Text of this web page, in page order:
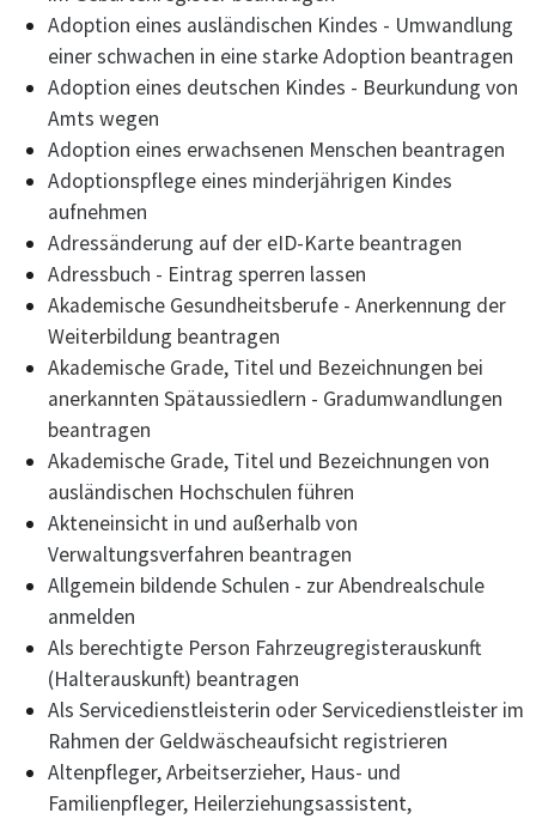
Adoption eines ausländischen Kindes - Umwandlung
einer schwachen in eine starke Adoption beantragen
Adoption eines deutschen Kindes - Beurkundung von
Amts wegen
Adoption eines erwachsenen Menschen beantragen
Adoptionspflege eines minderjährigen Kindes
aufnehmen
Adressänderung auf der eID-Karte beantragen
Adressbuch - Eintrag sperren lassen
Akademische Gesundheitsberufe - Anerkennung der
Weiterbildung beantragen
Akademische Grade, Titel und Bezeichnungen bei
anerkannten Spätaussiedlern - Gradumwandlungen
beantragen
Akademische Grade, Titel und Bezeichnungen von
ausländischen Hochschulen führen
Akteneinsicht in und außerhalb von
Verwaltungsverfahren beantragen
Allgemein bildende Schulen - zur Abendrealschule
anmelden
Als berechtigte Person Fahrzeugregisterauskunft
(Halterauskunft) beantragen
Als Servicedienstleisterin oder Servicedienstleister im
Rahmen der Geldwäscheaufsicht registrieren
Altenpfleger, Arbeitserzieher, Haus- und
Familienpfleger, Heilerziehungsassistent,